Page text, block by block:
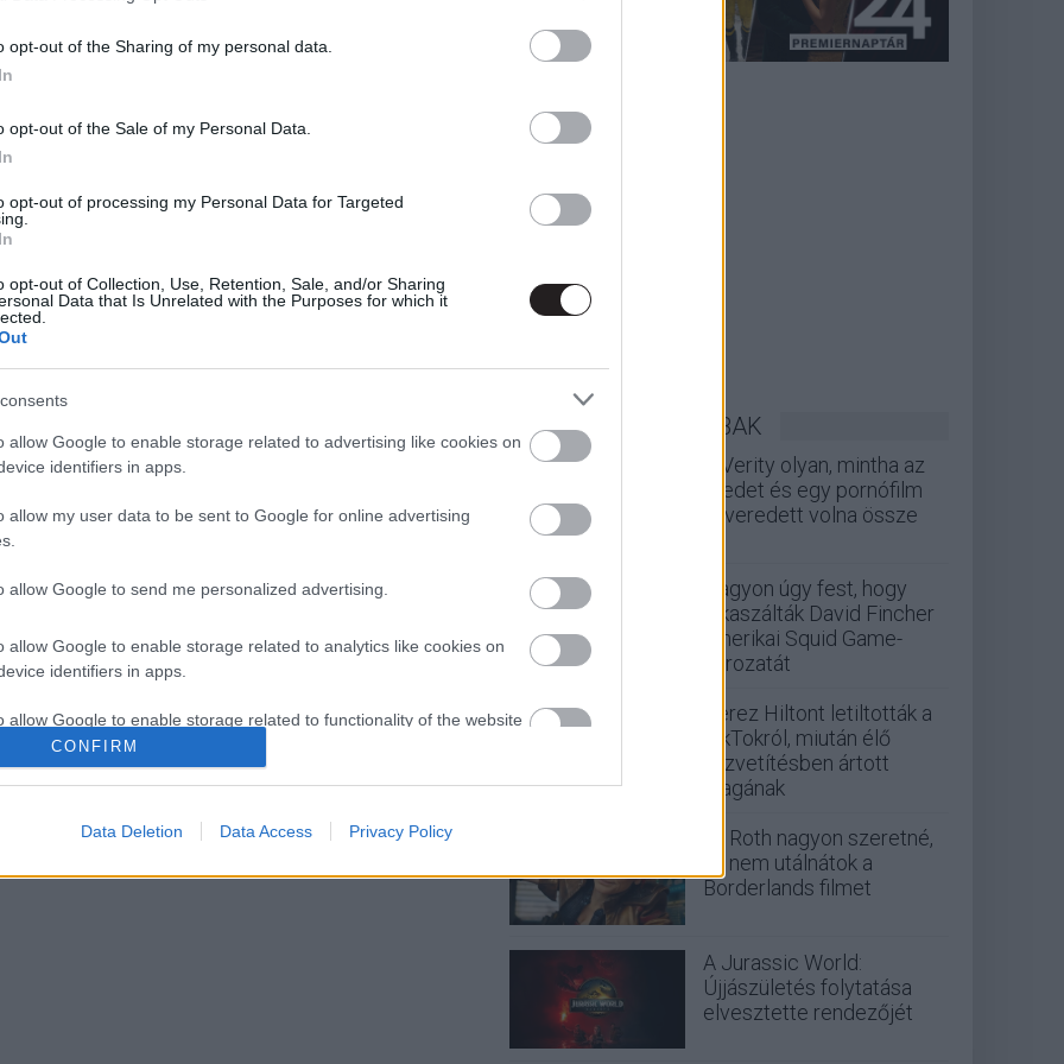
opt-out of the Sharing of my personal data.
opt-out of the Sale of my Personal Data.
opt-out of processing my Personal Data for Targeted
opt-out of Collection, Use, Retention, Sale, and/or Sharing
Data that Is Unrelated with the Purposes for which it
allow Google to enable storage related to advertising like cookies on
identifiers in apps.
allow my user data to be sent to Google for online advertising
allow Google to send me personalized advertising.
allow Google to enable storage related to analytics like cookies on
identifiers in apps.
allow Google to enable storage related to functionality of the website
functionality and fraud prevention, and other user protection.
CONFIRM
Data Deletion Data Access Privacy Policy
kiderült, hogy már nincs messze A mi kis falunk 2.
LEGOLVASOTTABBAK
A Verity olyan, mintha az
Eredet és egy pornófilm
keveredett volna össze
Nagyon úgy fest, hogy
elkaszálták David Fincher
amerikai Squid Game-
sorozatát
Perez Hiltont letiltották a
TikTokról, miután élő
közvetítésben ártott
magának
Eli Roth nagyon szeretné,
ha nem utálnátok a
Borderlands filmet
A Jurassic World:
Újjászületés folytatása
elvesztette rendezőjét